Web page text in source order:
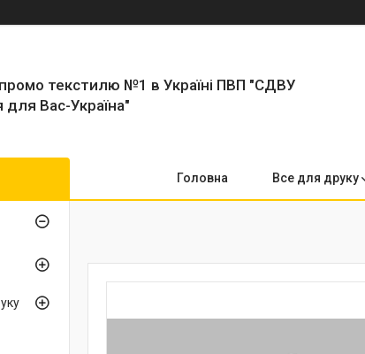
текстилю №1 в Україні ПВП "СДВУ
для Вас-Україна"
Головна Все для друку